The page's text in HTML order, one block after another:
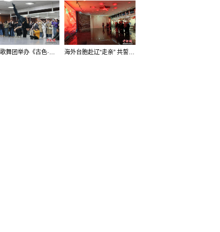
辽宁歌舞团举办《古色·国宝辽宁》排练开放日活动 海外台胞赴辽“走亲” 共誓“和平初心”